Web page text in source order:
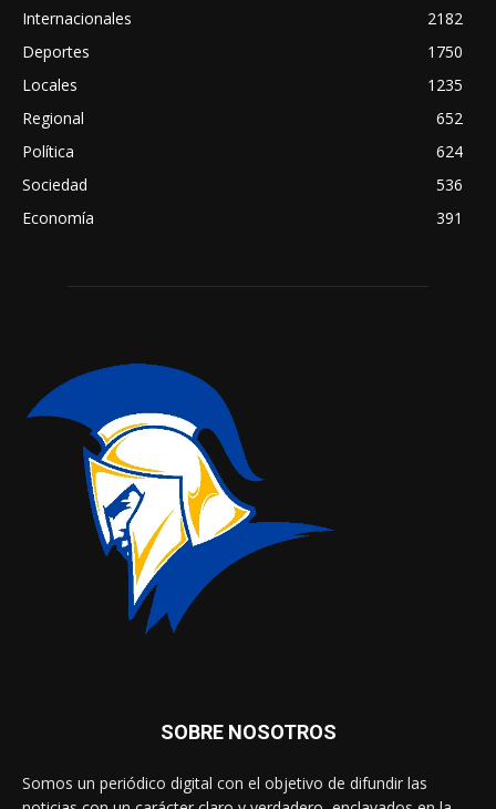
Internacionales
2182
Deportes
1750
Locales
1235
Regional
652
Política
624
Sociedad
536
Economía
391
SOBRE NOSOTROS
Somos un periódico digital con el objetivo de difundir las